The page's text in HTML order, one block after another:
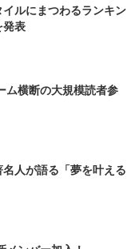
ルにまつわるランキン
発表
ム横断の大規模読者参
人が語る「夢を叶える